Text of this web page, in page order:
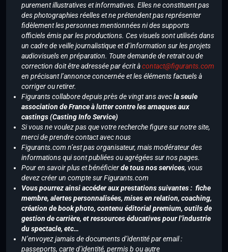
purement illustratives et informatives. Elles ne constituent pas
des photographies réelles et ne prétendent pas représenter
fidèlement les personnes mentionnées ni des supports
officiels émis par les productions. Ces visuels sont utilisés dans
un cadre de veille journalistique et d’information sur les projets
audiovisuels en préparation. Toute demande de retrait ou de
correction doit être adressée par écrit àcontact@figurants.com
en précisant l’annonce concernée et les éléments factuels à
corriger ou retirer.
Figurants collabore depuis près de vingt ans avecla seule
association de France à lutter contre les arnaques aux
castings (Casting Info Service)
Si vous ne voulez pas que votre recherche figure sur notre site,
merci de prendre contact avec nous
Figurants.com n’est pas organisateur, mais modérateur des
informations qui sont publiées ou agrégées sur nos pages.
Pour en savoir plus et bénéficierde tous nos services, vous
devez créer un compte sur Figurants.com
Vous pourrez ainsi accéder aux prestations suivantes : fiche
membre, alertes personnalisées, mises en relation, coaching,
création de book photo, contenu éditorial premium, outils de
gestion de carrière, et ressources éducatives pour l’industrie
du spectacle, etc…
N’envoyez jamais de documents d’identité par email :
passeports, carte d’identité, permis b ou autre